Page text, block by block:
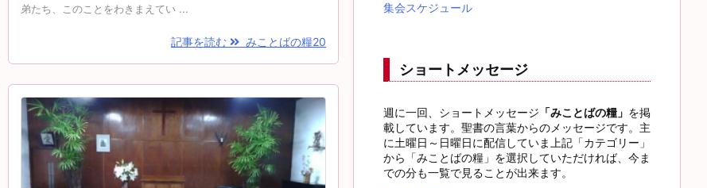
弟たち、このことをわきまえてい ...
記事を読む みことばの糧20
集会スケジュール
ショートメッセージ
週に一回、ショートメッセージ 「みことばの糧」 を掲
載しています。聖書の言葉からのメッセージです。主
に土曜日～日曜日に配信していま上記「カテゴリー」
から「みことばの糧」を選択していただければ、今ま
での分も一覧で見ることが出来ます。